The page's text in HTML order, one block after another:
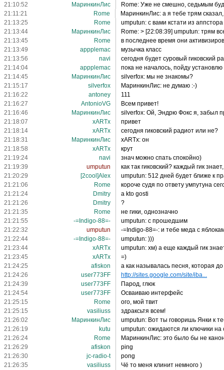
21:10:52
МаринкинЛис
Rome: Уже не смешно, седьмым
21:11:21
Rome
МаринкинЛис: а я тебе трям
21:13:25
Rome
umputun: с вами кстати из
21:13:44
МаринкинЛис
Rome: > [22:08:39] umputun: трям
21:13:45
Rome
в последнее время они
21:13:49
appplemac
музычка класс
21:13:56
navi
сегодня будет суровый гиковский
21:14:04
appplemac
пока не началось, пойду
21:14:45
МаринкинЛис
silverfox: мы не знакомы?
21:15:17
silverfox
МаринкинЛис: не думаю :-)
21:16:22
antoney
111
21:16:27
AntonioVG
Всем привет!
21:16:46
МаринкинЛис
silverfox: Ой, Эндрю Фокс я, забыл
21:18:07
xARTx
привет
21:18:14
xARTx
сегодня гиковский радиот или не?
21:18:31
МаринкинЛис
xARTx: он
21:18:58
xARTx
крут
21:19:24
navi
знач можно спать спокойно)
21:19:39
umputun
как так гиковский? каждый гик
21:20:29
[2cool]Alex
umputun: 512 дней будет ближе к
21:21:06
Rome
короче судя по ответу умпутуна
21:21:24
Dmitry
a kto gosti
21:21:26
Dmitry
?
21:21:35
Rome
не гики, однозначно
21:21:55
-=Indigo-88=-
umputun: с прошедшим
21:22:32
umputun
-=Indigo-88=-: и тебе меда с
21:22:44
-=Indigo-88=-
umputun: )))
21:23:44
xARTx
umputun: хм) а еще каждый гик
21:23:45
xARTx
=)
21:24:25
afiskon
а как называлась песня, которая до
21:24:26
user773FF
http://sites.google.com/site/iba...
21:24:39
user773FF
Парод, глюк
21:24:54
user773FF
Осваиваю интерфейс
21:25:15
Rome
ого, мой твит
21:25:15
vasiliuss
здраксьтя всем!
21:26:02
МаринкинЛис
umputun: Вот ты говоришь Янки к
21:26:19
kutu
umputun: ожидаются ли ключики на
21:26:24
Rome
МаринкинЛис: это было бы не
21:26:29
afiskon
ping
21:26:30
jc-radio-t
pong
21:26:35
vasiliuss
Чё то меня клинит немного )